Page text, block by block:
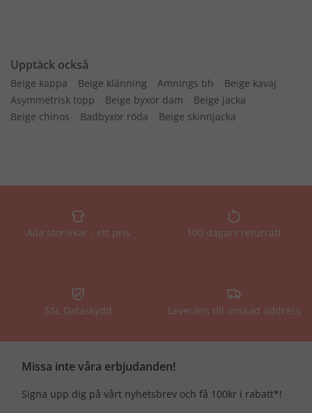
Upptäck också
Beige kappa Beige klänning Amnings bh
Beige kavaj
Asymmetrisk topp
Beige byxor dam
Beige jacka
Beige chinos
Badbyxor röda Beige skinnjacka
Alla storlekar - ett pris 100 dagars returrätt
SSL Dataskydd Leverans till önskad address
Missa inte våra erbjudanden!
Signa upp dig på vårt nyhetsbrev och få 100kr i rabatt*!